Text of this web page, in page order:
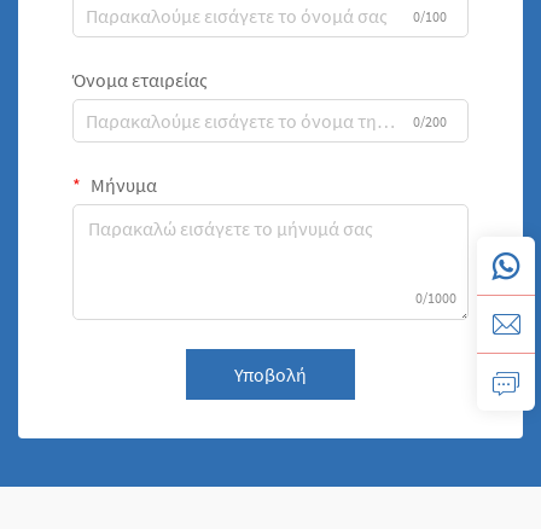
0/100
Όνομα εταιρείας
0/200
Μήνυμα
0/1000
Υποβολή